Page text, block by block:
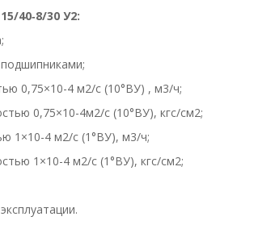
40‑8/30 У2:
0,75×10-4 м2/с (10°ВУ) , м3/ч;
0,75×10-4м2/с (10°ВУ), кгс/см2;
1×10-4 м2/с (1°ВУ), м3/ч;
1×10-4 м2/с (1°ВУ), кгс/см2;